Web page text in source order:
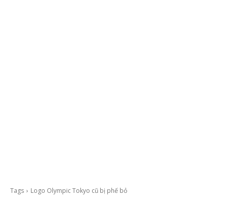
Tags Logo Olympic Tokyo cũ bị phế bỏ